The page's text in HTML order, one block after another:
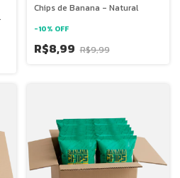
Chips de Banana - Natural
-10% OFF
R$8,99 R$9,99